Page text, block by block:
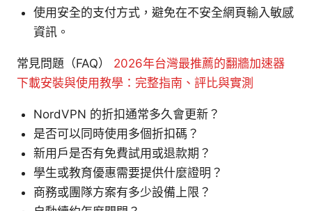
使用安全的支付方式，避免在不安全網頁輸入敏感
資訊。
常見問題（FAQ） 2026年台灣最推薦的翻牆加速器
下載安裝與使用教學：完整指南、評比與實測
NordVPN 的折扣通常多久會更新？
是否可以同時使用多個折扣碼？
新用戶是否有免費試用或退款期？
學生或教育優惠需要提供什麼證明？
商務或團隊方案有多少設備上限？